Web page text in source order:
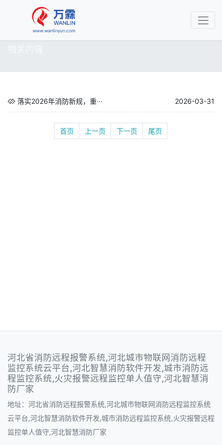
落实2026年消防新规，重··· 2026-03-31
首页 上一页 下一页 尾页
河北省消防远程报警系统,河北城市物联网消防远程
监控系统云平台,河北智慧消防软件开发,城市消防远
程监控系统,火灾报警远程监控单人值守,河北智慧消
防厂家
地址：河北省消防远程报警系统,河北城市物联网消防远程监控系统
云平台,河北智慧消防软件开发,城市消防远程监控系统,火灾报警远程
监控单人值守,河北智慧消防厂家